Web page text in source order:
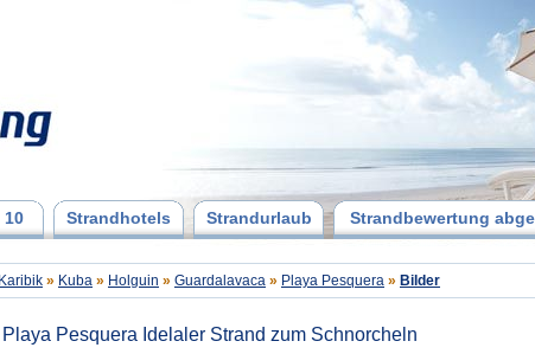
10 Strandhotels Strandurlaub Strandbewertung
Karibik » Kuba » Holguin » Guardalavaca » Playa Pesquera » Bilder
Playa Pesquera Idelaler Strand zum Schnorcheln